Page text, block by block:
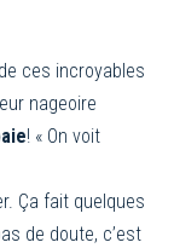
ces incroyables
nageoire
! « On voit
Ça fait quelques
de doute, c’est